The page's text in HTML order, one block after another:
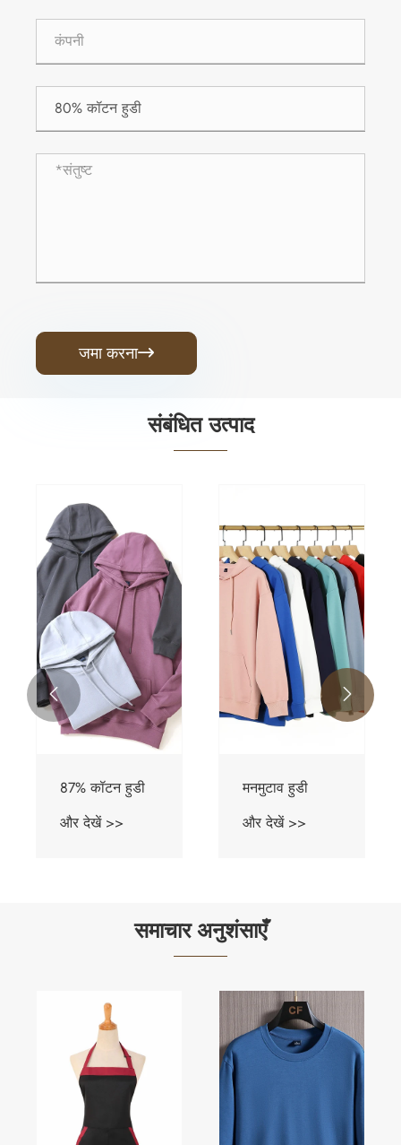
जमा करना
संबंधित उत्पाद
मनमुटाव हुडी
और देखें >>
गोल्फ़ बॉल फ़ाइबर
 
समाचार अनुशंसाएँ
​टी-शर्ट और छोटी
आस्तीन के बीच
क्या अंतर है?
और देखें >>